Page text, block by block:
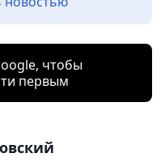
чтобы
первым